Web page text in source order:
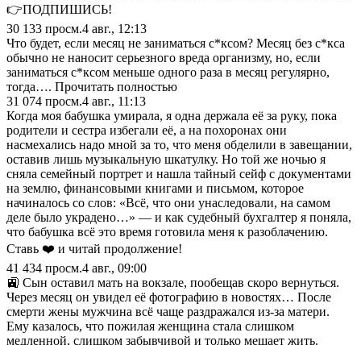
👉ПОДПИШИСЬ!
30 133 просм.4 авг., 12:13
Что будет, если месяц не заниматься с*ксом? Месяц без с*кса
обычно не наносит серьезного вреда организму, но, если
заниматься с*ксом меньше одного раза в месяц регулярно,
тогда…. Прочитать полностью
31 074 просм.4 авг., 11:13
Когда моя бабушка умирала, я одна держала её за руку, пока
родители и сестра избегали её, а на похоронах они
насмехались надо мной за то, что меня обделили в завещании,
оставив лишь музыкальную шкатулку. Но той же ночью я
сняла семейный портрет и нашла тайный сейф с документами
на землю, финансовыми книгами и письмом, которое
начиналось со слов: «Всё, что они унаследовали, на самом
деле было украдено…» — и как судебный бухгалтер я поняла,
что бабушка всё это время готовила меня к разоблачению.
Ставь ❤️ и читай продолжение!
41 434 просм.4 авг., 09:00
🚉 Сын оставил мать на вокзале, пообещав скоро вернуться.
Через месяц он увидел её фотографию в новостях… После
смерти жены мужчина всё чаще раздражался из-за матери.
Ему казалось, что пожилая женщина стала слишком
медленной, слишком забывчивой и только мешает жить.